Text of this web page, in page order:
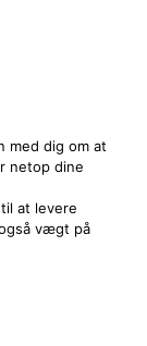
med dig om at
netop dine
at levere
vægt på